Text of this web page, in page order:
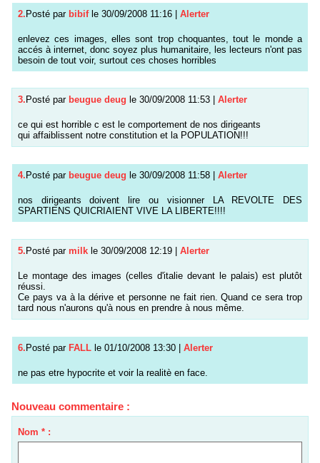
2.Posté par bibif le 30/09/2008 11:16 | Alerter
enlevez ces images, elles sont trop choquantes, tout le monde a
accés à internet, donc soyez plus humanitaire, les lecteurs n'ont pas
besoin de tout voir, surtout ces choses horribles
3. Posté par beugue deug le 30/09/2008 11:53 Alerter
ce qui est horrible c est le comportement de nos dirigeants
qui affaiblissent notre constitution et la POPULATION!!!
4. Posté par beugue deug le 30/09/2008 11:58 Alerter
nos dirigeants doivent lire ou visionner LA REVOLTE DES
SPARTIENS QUICRIAIENT VIVE LA LIBERTE!!!!
5. Posté par milk le 30/09/2008 12:19 Alerter
Le montage des images (celles d'italie devant le palais) est plutôt
réussi.
Ce pays va à la dérive et personne ne fait rien. Quand ce sera trop
tard nous n'aurons qu'à nous en prendre à nous même.
6.Posté par FALL le 01/10/2008 13:30 | Alerter
ne pas etre hypocrite et voir la realitè en face.
Nouveau commentaire :
Nom * :